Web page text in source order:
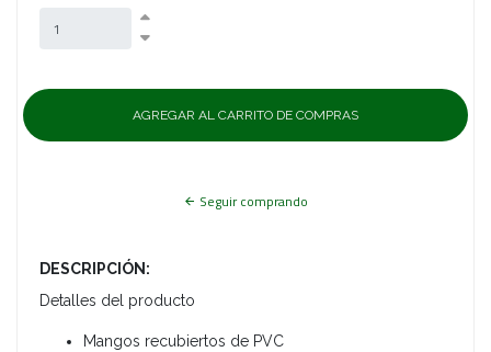
Seguir comprando
DESCRIPCIÓN:
Detalles del producto
Mangos recubiertos de PVC